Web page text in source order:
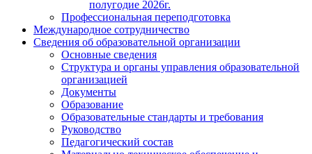
полугодие 2026г.
Профессиональная переподготовка
Международное сотрудничество
Сведения об образовательной организации
Основные сведения
Структура и органы управления образовательной
организацией
Документы
Образование
Образовательные стандарты и требования
Руководство
Педагогический состав